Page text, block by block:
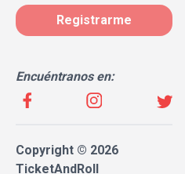
Registrarme
Encuéntranos en:
Copyright © 2026
TicketAndRoll